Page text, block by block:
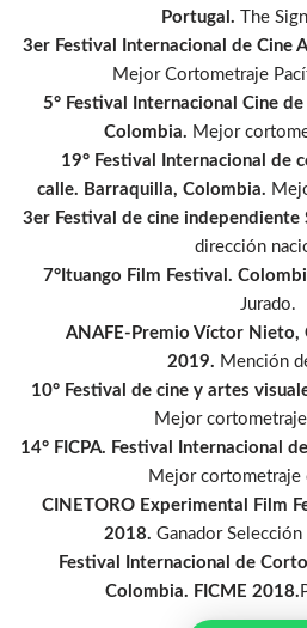
Portugal.
The
3er Festival Internacional de Cine
Mejor Cortometraje
5° Festival Internacional Cine
Colombia. Mejor
19° Festival Internacional de
calle. Barraquilla, Colombia.
3er Festival de cine independiente
dirección
7°Ituango Film Festival.
Jurado.
ANAFE-Premio Víctor Nieto,
2019. Mención
10° Festival de cine y artes
Mejor
14° FICPA. Festival Internacional
Mejor cortometraje
CINETORO Experimental Film
2018. Ganador
Festival Internacional de
Colombia. FICME 2018.